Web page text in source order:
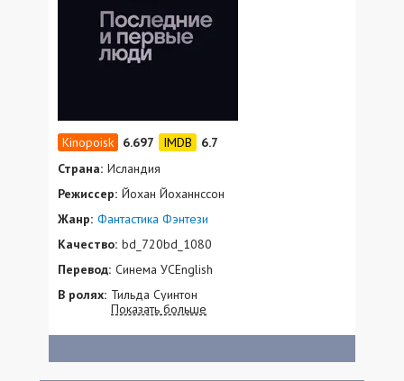
6.697
6.7
Страна: Исландия
Режиссер: Йохан Йоханнссон
Жанр: Фантастика Фэнтези
Качество: bd_720bd_1080
Перевод: Синема УСEnglish
В ролях: Тильда Суинтон
Показать больше